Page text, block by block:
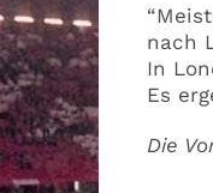
nach
In
Es
Die